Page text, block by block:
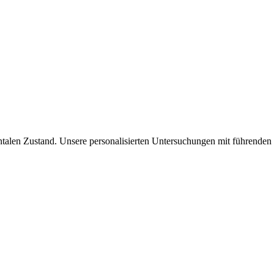
Zustand. Unsere personalisierten Untersuchungen mit